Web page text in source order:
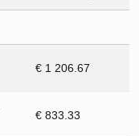
€ 1 206.67
€ 833.33